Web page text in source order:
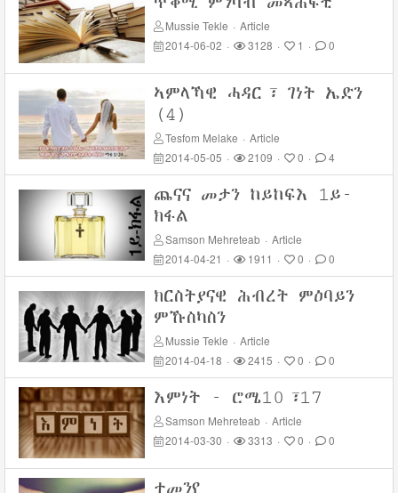
Mussie Tekle · Article
2014-06-02 · 3128 · 1 · 0
ኣምላኻዊ ሓዳር፣ ገነት ኤድን
(4)
Tesfom Melake · Article
2014-05-05 · 2109 · 0 · 4
ጨናና መታን ከይከፍእ 1ይ-
ክፋል
Samson Mehreteab · Article
2014-04-21 · 1911 · 0 · 0
ክርስትያናዊ ሕብረት ምዕባይን
ምኹስካስን
Mussie Tekle · Article
2014-04-18 · 2415 · 0 · 0
እምነት - ሮሜ10፣17
Samson Mehreteab · Article
2014-03-30 · 3313 · 0 · 0
ተመንየ